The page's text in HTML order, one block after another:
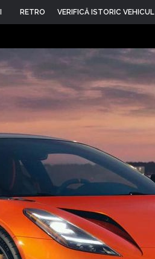
RETRO VERIFICĂ ISTORIC VEHICUL